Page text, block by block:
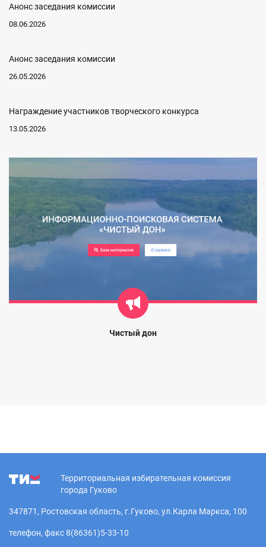
Анонс заседания комиссии
08.06.2026
Анонс заседания комиссии
26.05.2026
Награждение участников творческого конкурса
13.05.2026
Чистый дон
Территориальная избирательная комиссия
города Гуково
347871, Ростовская область, г.Гуково, ул.Карла Маркса, 100
телефон, факс 8(86361)5-33-10